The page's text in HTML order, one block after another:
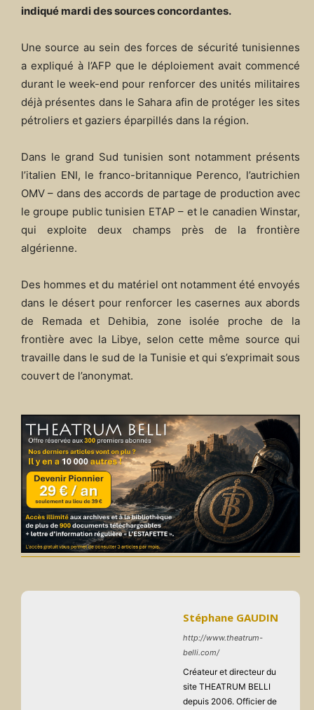
indiqué mardi des sources concordantes.
Une source au sein des forces de sécurité tunisiennes
a expliqué à l’AFP que le déploiement avait commencé
durant le week-end pour renforcer des unités militaires
déjà présentes dans le Sahara afin de protéger les sites
pétroliers et gaziers éparpillés dans la région.
Dans le grand Sud tunisien sont notamment présents
l’italien ENI, le franco-britannique Perenco, l’autrichien
OMV – dans des accords de partage de production avec
le groupe public tunisien ETAP – et le canadien Winstar,
qui exploite deux champs près de la frontière
algérienne.
Des hommes et du matériel ont notamment été envoyés
dans le désert pour renforcer les casernes aux abords
de Remada et Dehibia, zone isolée proche de la
frontière avec la Libye, selon cette même source qui
travaille dans le sud de la Tunisie et qui s’exprimait sous
couvert de l’anonymat.
Stéphane GAUDIN
http://www.theatrum-
belli.com/
Créateur et directeur du
site THEATRUM BELLI
depuis 2006. Officier de